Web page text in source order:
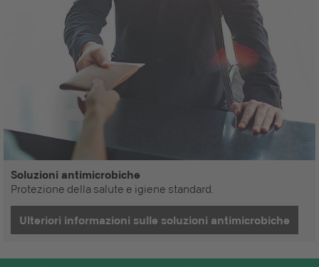
Soluzioni antimicrobiche
Protezione della salute e igiene standard.
Ulteriori informazioni sulle soluzioni antimicrobiche